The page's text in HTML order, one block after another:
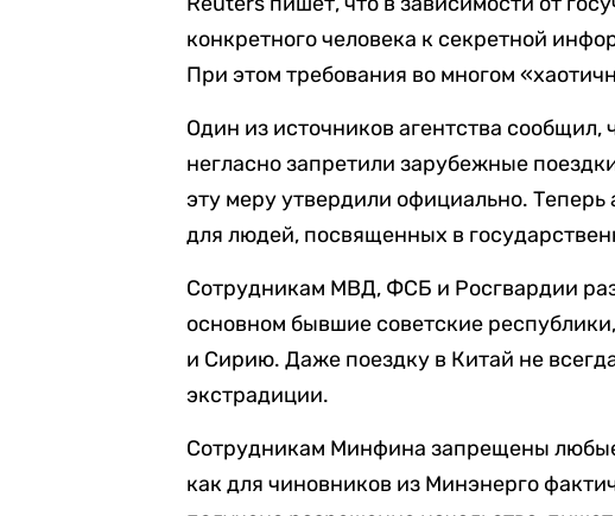
конкретного человека к секретной
При этом требования во многом
Один из источников агентства сообщил,
негласно запретили зарубежные
эту меру утвердили официально.
для людей, посвященных в
Сотрудникам МВД, ФСБ и Росгвардии
основном бывшие советские
и Сирию. Даже поездку в Китай не
экстрадиции.
Сотрудникам Минфина запрещены
как для чиновников из Минэнерго